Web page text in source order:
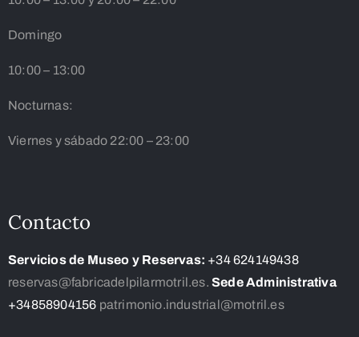
Domingo
10:00 – 13:00
Nocturnas:
Viernes y sábado 22:00 – 23:00
Contacto
Servicios de Museo y Reservas: +34 624149438
reservas@fabricadelpilarmotril.es. Sede Administrativa
+34858904156 patrimonio.industrial@motril.es